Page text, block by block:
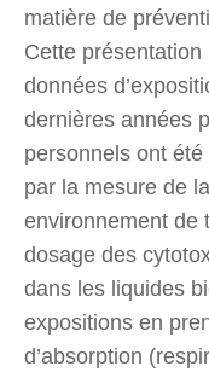
matière de
Cette
données
dernières années
personnels ont
par la mesure de
environnement de
dosage des
dans les liquides
expositions en
d’absorption